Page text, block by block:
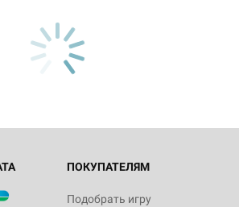
ПОКУПАТЕЛЯМ
Подобрать игру